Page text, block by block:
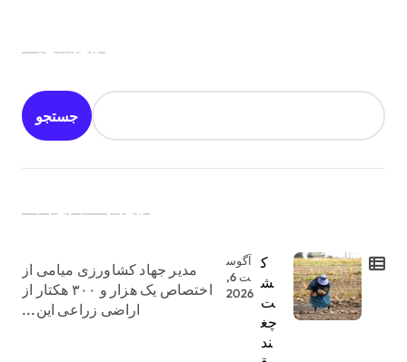
جستجو
جستجو
جدیدترین اخبار:
ک
ش
ت
چغ
ند
آگوس
ت 6,
2026
مدیر جهاد کشاورزی میامی از
اختصاص یک هزار و ۳۰۰ هکتار از
اراضی زراعی این...